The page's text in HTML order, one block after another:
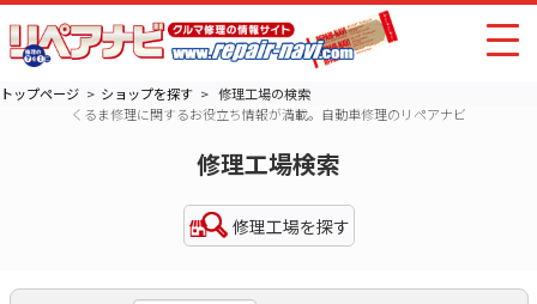
トップページ ショップを探す
修理工場の検索
くるま修理に関するお役立ち情報が満載。自動車修理のリペアナビ
修理工場検索
修理工場を探す